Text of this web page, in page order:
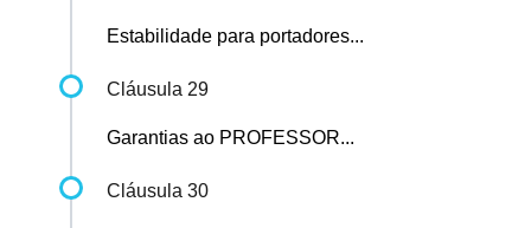
Estabilidade para portadores...
Cláusula 29
Garantias ao PROFESSOR...
Cláusula 30